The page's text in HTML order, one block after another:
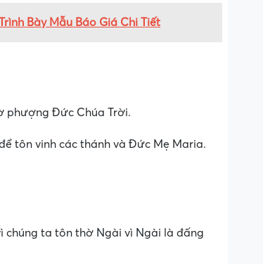
Bày Mẫu Báo Giá Chi Tiết
phượng Đức Chúa Trời.
tôn vinh các thánh và Đức Mẹ Maria.
chúng ta tôn thờ Ngài vì Ngài là đấng